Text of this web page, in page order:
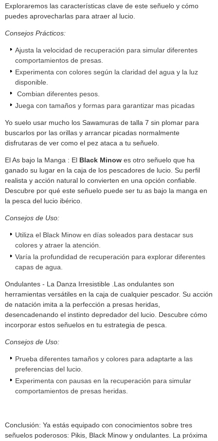
Exploraremos las características clave de este señuelo y cómo
puedes aprovecharlas para atraer al lucio.
Consejos Prácticos:
Ajusta la velocidad de recuperación para simular diferentes
comportamientos de presas.
Experimenta con colores según la claridad del agua y la luz
disponible.
Combian diferentes pesos.
Juega con tamaños y formas para garantizar mas picadas
Yo suelo usar mucho los Sawamuras de talla 7 sin plomar para
buscarlos por las orillas y arrancar picadas normalmente
disfrutaras de ver como el pez ataca a tu señuelo.
El As bajo la Manga : El Black Minow es otro señuelo que ha
ganado su lugar en la caja de los pescadores de lucio. Su perfil
realista y acción natural lo convierten en una opción confiable.
Descubre por qué este señuelo puede ser tu as bajo la manga en
la pesca del lucio ibérico.
Consejos de Uso:
Utiliza el Black Minow en días soleados para destacar sus
colores y atraer la atención.
Varía la profundidad de recuperación para explorar diferentes
capas de agua.
Ondulantes - La Danza Irresistible .Las ondulantes son
herramientas versátiles en la caja de cualquier pescador. Su acción
de natación imita a la perfección a presas heridas,
desencadenando el instinto depredador del lucio. Descubre cómo
incorporar estos señuelos en tu estrategia de pesca.
Consejos de Uso:
Prueba diferentes tamaños y colores para adaptarte a las
preferencias del lucio.
Experimenta con pausas en la recuperación para simular
comportamientos de presas heridas.
Conclusión: Ya estás equipado con conocimientos sobre tres
señuelos poderosos: Pikis, Black Minow y ondulantes. La próxima